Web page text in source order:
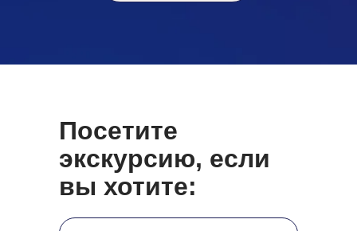
Посетите
экскурсию, если
вы хотите: